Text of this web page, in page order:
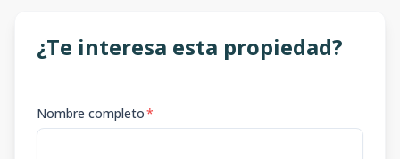
¿Te interesa esta propiedad?
Nombre completo*